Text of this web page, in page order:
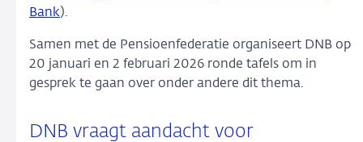
Bank).
Samen met de Pensioenfederatie organiseert DNB op
20 januari en 2 februari 2026 ronde tafels om in
gesprek te gaan over onder andere dit thema.
DNB vraagt aandacht voor